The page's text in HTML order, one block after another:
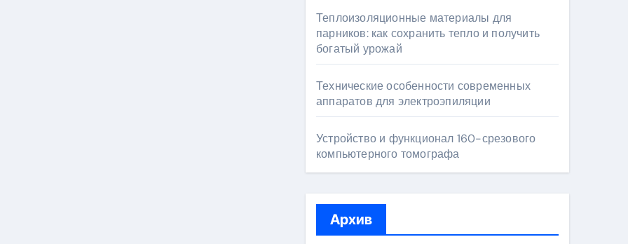
Теплоизоляционные материалы для
парников: как сохранить тепло и получить
богатый урожай
Технические особенности современных
аппаратов для электроэпиляции
Устройство и функционал 160-срезового
компьютерного томографа
Архив